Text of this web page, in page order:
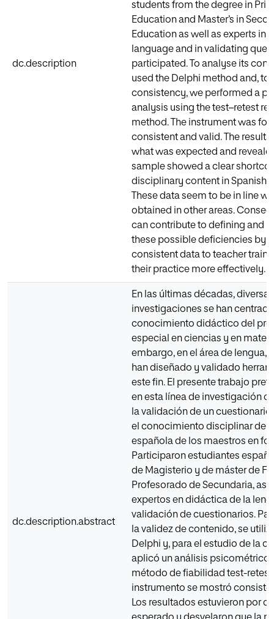
dc.description
students from the degree in
Education and Master’s in
Education as well as experts in
language and in validating
participated. To analyse its
used the Delphi method and, to
consistency, we performed a
analysis using the test–retest
method. The instrument was
consistent and valid. The
what was expected and
sample showed a clear
disciplinary content in Spanish
These data seem to be in line
obtained in other areas.
can contribute to defining and
these possible deficiencies by
consistent data to teacher
their practice more effectively.
dc.description.abstract
En las últimas décadas, diversas
investigaciones se han
conocimiento didáctico del
especial en ciencias y en
embargo, en el área de lengua,
han diseñado y validado
este fin. El presente trabajo
en esta línea de investigación
la validación de un cuestionario
el conocimiento disciplinar de
española de los maestros en
Participaron estudiantes
de Magisterio y de máster de
Profesorado de Secundaria, así
expertos en didáctica de la
validación de cuestionarios.
la validez de contenido, se
Delphi y, para el estudio de la
aplicó un análisis psicométrico
método de fiabilidad test-retest.
instrumento se mostró
Los resultados estuvieron por